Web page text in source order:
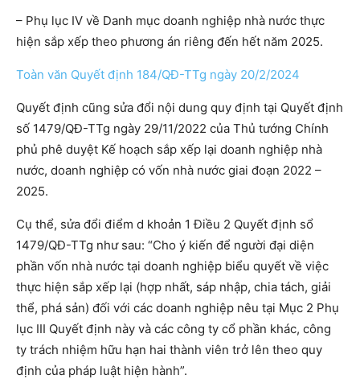
– Phụ lục IV về Danh mục doanh nghiệp nhà nước thực
hiện sắp xếp theo phương án riêng đến hết năm 2025.
Toàn văn Quyết định 184/QĐ-TTg ngày 20/2/2024
Quyết định cũng sửa đổi nội dung quy định tại Quyết định
số 1479/QĐ-TTg ngày 29/11/2022 của Thủ tướng Chính
phủ phê duyệt Kế hoạch sắp xếp lại doanh nghiệp nhà
nước, doanh nghiệp có vốn nhà nước giai đoạn 2022 –
2025.
Cụ thể, sửa đổi điểm d khoản 1 Điều 2 Quyết định sổ
1479/QĐ-TTg như sau: “Cho ý kiến để người đại diện
phần vốn nhà nước tại doanh nghiệp biểu quyết về việc
thực hiện sắp xếp lại (hợp nhất, sáp nhập, chia tách, giải
thể, phá sản) đối với các doanh nghiệp nêu tại Mục 2 Phụ
lục III Quyết định này và các công ty cổ phần khác, công
ty trách nhiệm hữu hạn hai thành viên trở lên theo quy
định của pháp luật hiện hành”.